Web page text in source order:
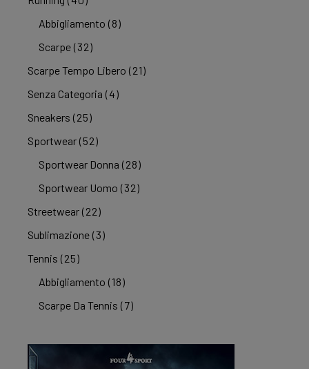
Abbigliamento (8)
Scarpe (32)
Scarpe Tempo Libero (21)
Senza Categoria (4)
Sneakers (25)
Sportwear (52)
Sportwear Donna (28)
Sportwear Uomo (32)
Streetwear (22)
Sublimazione (3)
Tennis (25)
Abbigliamento (18)
Scarpe Da Tennis (7)